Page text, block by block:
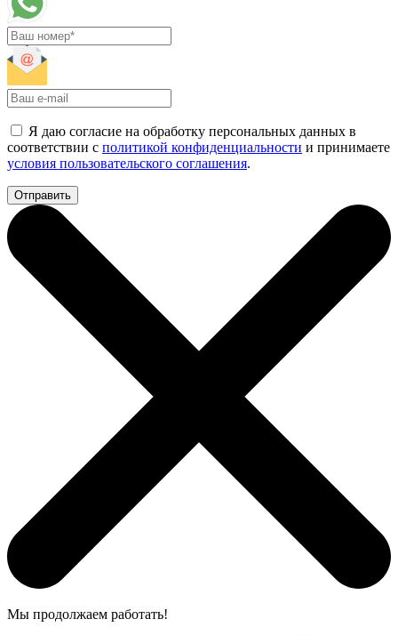
Я даю согласие на обработку персональных данных в
соответствии с политикой конфиденциальности и принимаете
условия пользовательского соглашения.
Мы продолжаем работать!